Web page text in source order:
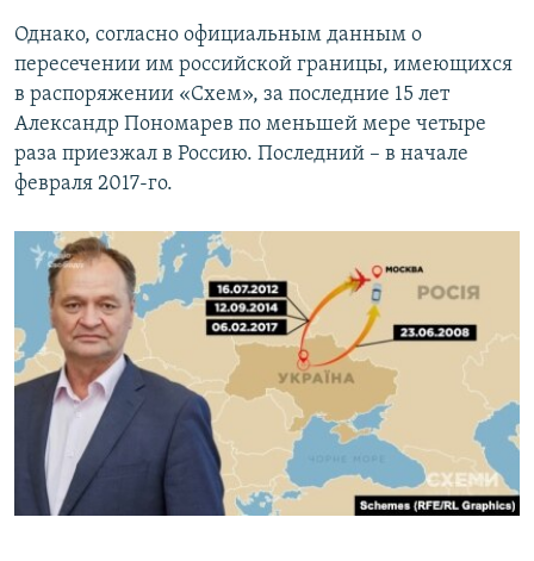
Однако, согласно официальным данным о
пересечении им российской границы, имеющихся
в распоряжении «Схем», за последние 15 лет
Александр Пономарев по меньшей мере четыре
раза приезжал в Россию. Последний – в начале
февраля 2017-го.